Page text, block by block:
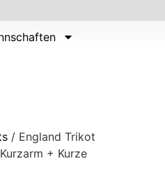
/ England Trikot
+ Kurze